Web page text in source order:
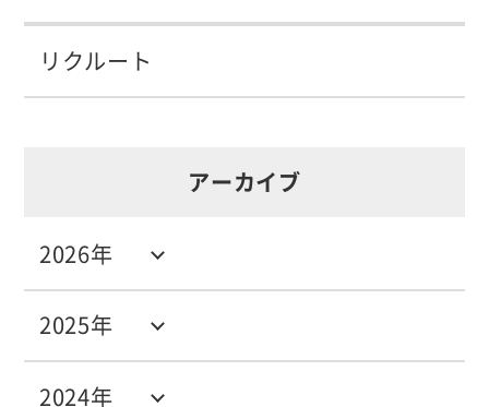
リクルート
アーカイブ
2024年
2025年
2026年